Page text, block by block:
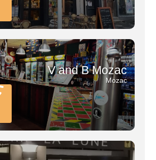
V and B Mozac
Mozac